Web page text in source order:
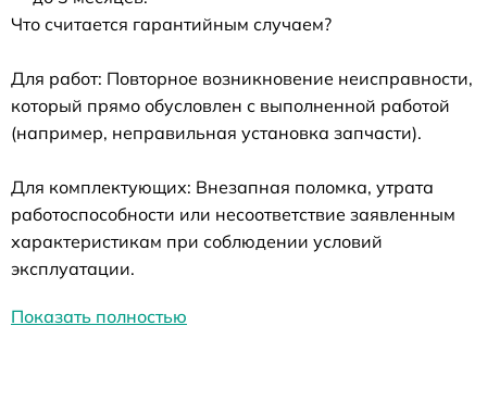
Что считается гарантийным случаем?
Для работ: Повторное возникновение неисправности,
который прямо обусловлен с выполненной работой
(например, неправильная установка запчасти).
Для комплектующих: Внезапная поломка, утрата
работоспособности или несоответствие заявленным
характеристикам при соблюдении условий
эксплуатации.
Показать полностью